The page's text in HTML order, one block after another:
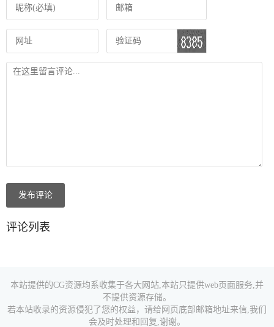
发布评论
评论列表
本站提供的CG资源均系收集于各大网站,本站只提供web页面服务,并
不提供资源存储。
若本站收录的资源侵犯了您的权益，请给网页底部邮箱地址来信,我们
会及时处理和回复,谢谢。